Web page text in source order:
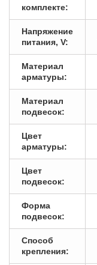
комплекте:
Напряжение
питания, V:
Материал
арматуры:
Материал
подвесок:
Цвет
арматуры:
Цвет
подвесок:
Форма
подвесок:
Способ
крепления: